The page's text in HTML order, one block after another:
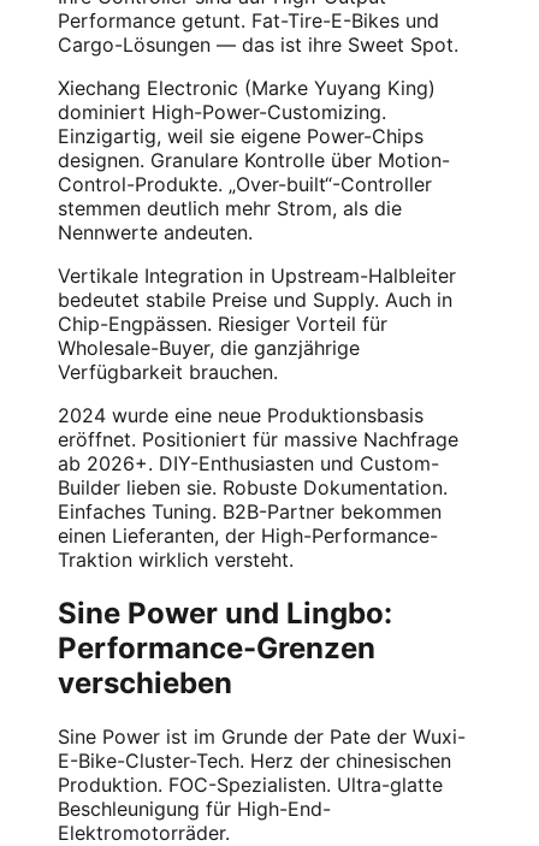
Performance getunt. Fat-Tire-E-Bikes und
Cargo-Lösungen — das ist ihre Sweet Spot.
Xiechang Electronic (Marke Yuyang King)
dominiert High-Power-Customizing.
Einzigartig, weil sie eigene Power-Chips
designen. Granulare Kontrolle über Motion-
Control-Produkte. „Over-built“-Controller
stemmen deutlich mehr Strom, als die
Nennwerte andeuten.
Vertikale Integration in Upstream-Halbleiter
bedeutet stabile Preise und Supply. Auch in
Chip-Engpässen. Riesiger Vorteil für
Wholesale-Buyer, die ganzjährige
Verfügbarkeit brauchen.
2024 wurde eine neue Produktionsbasis
eröffnet. Positioniert für massive Nachfrage
ab 2026+. DIY-Enthusiasten und Custom-
Builder lieben sie. Robuste Dokumentation.
Einfaches Tuning. B2B-Partner bekommen
einen Lieferanten, der High-Performance-
Traktion wirklich versteht.
Sine Power und Lingbo:
Performance-Grenzen
verschieben
Sine Power ist im Grunde der Pate der Wuxi-
E-Bike-Cluster-Tech. Herz der chinesischen
Produktion. FOC-Spezialisten. Ultra-glatte
Beschleunigung für High-End-
Elektromotorräder.